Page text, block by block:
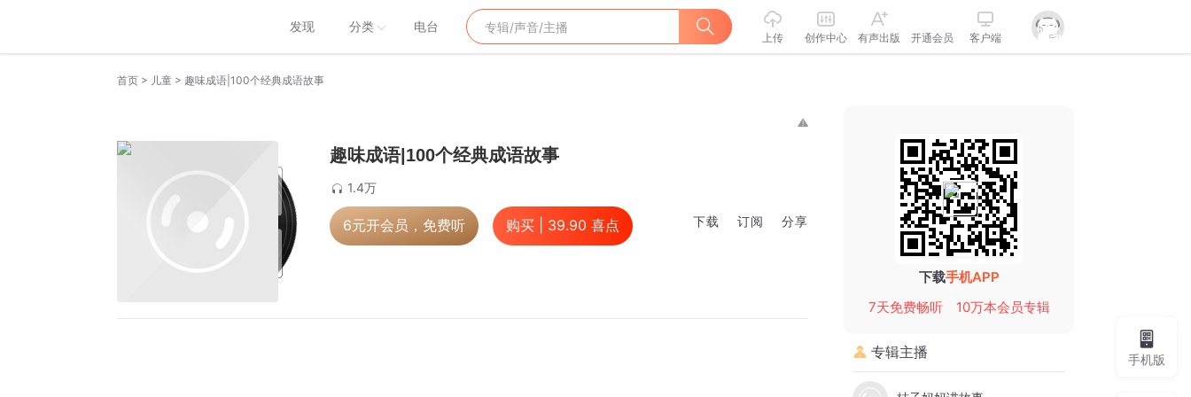
发现 分类 电台
上传 创作中心 有声出版 开通会员 客户端
首页 > 儿童 > 趣味成语|100个经典成语故事
趣味成语|100个经典成语故事
1.4万
6元开会员，免费听 购买 | 39.90 喜点 下载 订阅 分享
下载手机APP
7天免费畅听
10万本会员专辑
专辑主播 手机版